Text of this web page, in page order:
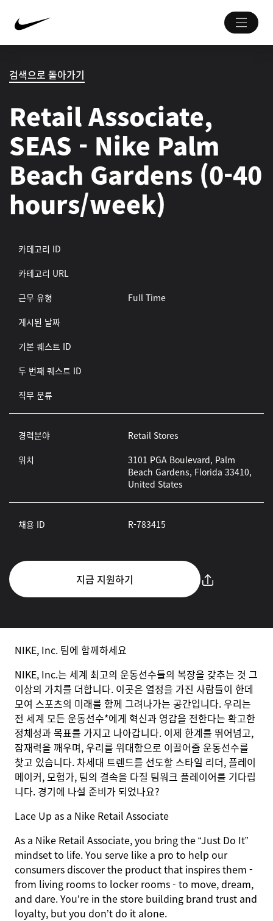
검색으로 돌아가기
Retail Associate,
SEAS - Nike Palm
Beach Gardens (0-40
hours/week)
카테고리 ID
카테고리 URL
근무 유형
Full Time
게시된 날짜
기본 퀘스트 ID
두 번째 퀘스트 ID
직무 분류
경력분야
Retail Stores
위치
3101 PGA Boulevard, Palm
Beach Gardens, Florida 33410,
United States
채용 ID R-783415
지금 지원하기
NIKE, Inc. 팀에 함께하세요
NIKE, Inc.는 세계 최고의 운동선수들의 복장을 갖추는 것 그
이상의 가치를 더합니다. 이곳은 열정을 가진 사람들이 한데
모여 스포츠의 미래를 함께 그려나가는 공간입니다. 우리는
전 세계 모든 운동선수*에게 혁신과 영감을 전한다는 확고한
정체성과 목표를 가지고 나아갑니다. 이제 한계를 뛰어넘고,
잠재력을 깨우며, 우리를 위대함으로 이끌어줄 운동선수를
찾고 있습니다. 차세대 트렌드를 선도할 스타일 리더, 플레이
메이커, 모험가, 팀의 결속을 다질 팀워크 플레이어를 기다립
니다. 경기에 나설 준비가 되었나요?
Lace Up as a Nike Retail Associate
As a Nike Retail Associate, you bring the “Just Do It”
mindset to life. You serve like a pro to help our
consumers discover the product that inspires them -
from living rooms to locker rooms - to move, dream,
and dare. You’re in the store building brand trust and
loyalty, but you don’t do it alone.